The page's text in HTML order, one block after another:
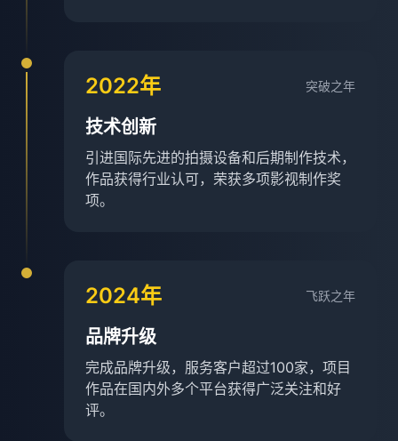
2022年 突破之年
技术创新
引进国际先进的拍摄设备和后期制作技术，
作品获得行业认可，荣获多项影视制作奖
项。
2024年 飞跃之年
品牌升级
完成品牌升级，服务客户超过100家，项目
作品在国内外多个平台获得广泛关注和好
评。